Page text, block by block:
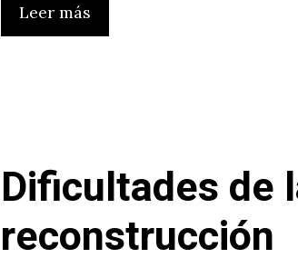
Leer más
Dificultades de
reconstrucción